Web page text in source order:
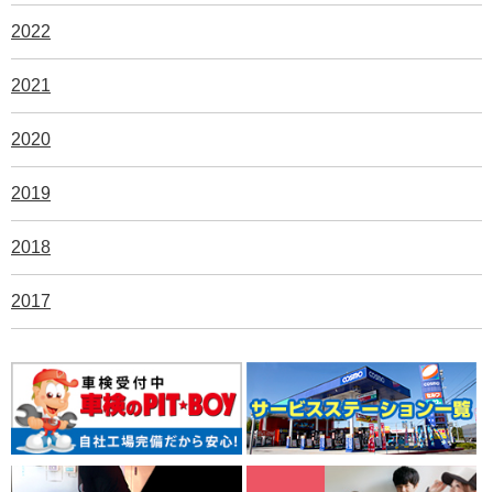
2022
2021
2020
2019
2018
2017